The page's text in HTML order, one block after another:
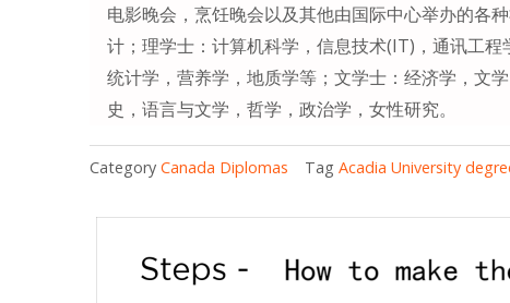
电影晚会，烹饪晚会以及其他由国际中心举办的各
计；理学士：计算机科学，信息技术(IT)，通讯工
统计学，营养学，地质学等；文学士：经济学，文
史，语言与文学，哲学，政治学，女性研究。
Category Canada Diplomas Tag Acadia University